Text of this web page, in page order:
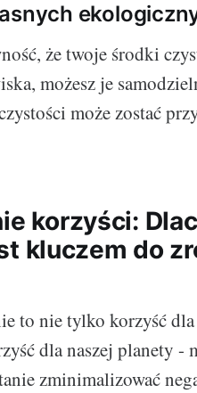
że twoje środki
możesz je
może zostać
korzyści:
kluczem do
to nie tylko korzyść
dla naszej planety
zminimalizować